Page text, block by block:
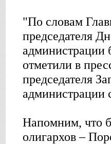
"По словам
председателя
администрации
отметили в
председателя
администрации
Напомним, что
олигархов –